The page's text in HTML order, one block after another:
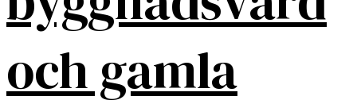
och gamla